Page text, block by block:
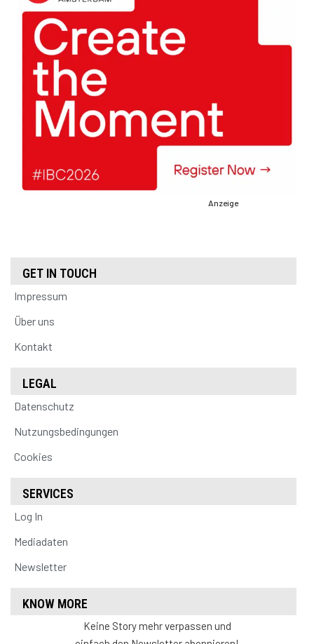
Anzeige
GET IN TOUCH
Impressum
Über uns
Kontakt
LEGAL
Datenschutz
Nutzungsbedingungen
Cookies
SERVICES
Log In
Mediadaten
Newsletter
KNOW MORE
Keine Story mehr verpassen und